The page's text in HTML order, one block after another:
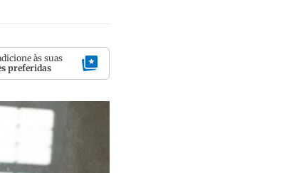
às suas
preferidas